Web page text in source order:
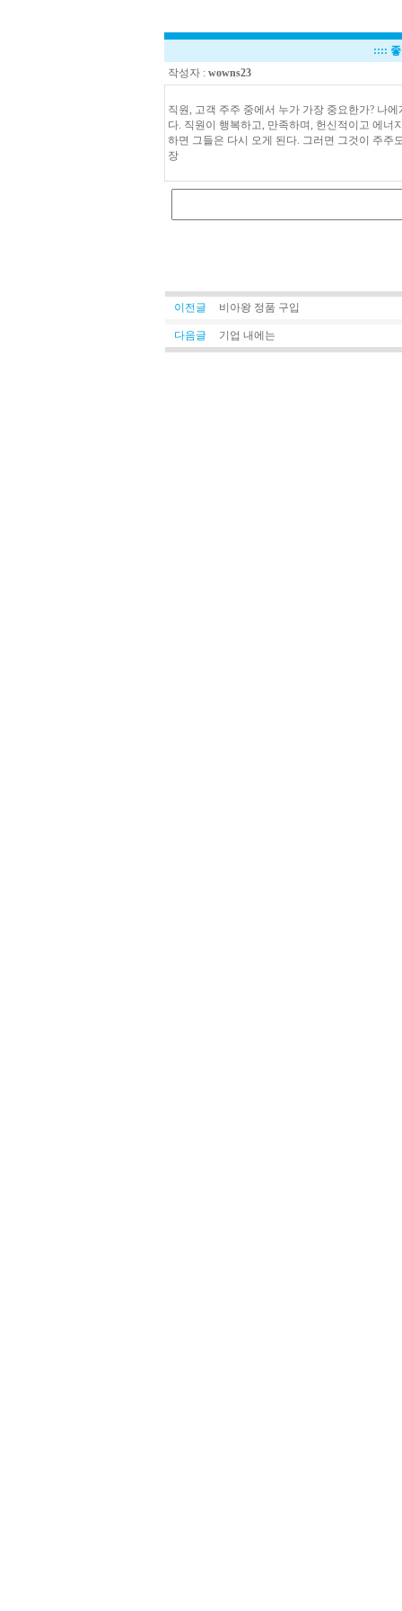
::::
작성자 : wowns23
직원, 고객 주주 중에서 누가 가장 중요한가? 나
다. 직원이 행복하고, 만족하며, 헌신적이고 에너
하면 그들은 다시 오게 된다. 그러면 그것이 주주
장
이전글 비아왕 정품 구입
다음글 기업 내에는